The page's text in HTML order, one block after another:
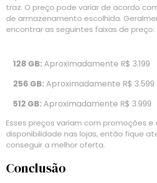
traz. O preço pode variar de acordo
de armazenamento escolhida.
encontrar as seguintes faixas de preço:
128 GB:Aproximadamente R$ 3.199
256 GB:Aproximadamente R$ 3.599
512 GB:Aproximadamente R$ 3.999
Esses preços variam com promoções e
disponibilidade nas lojas, então fique
conseguir a melhor oferta.
Conclusão